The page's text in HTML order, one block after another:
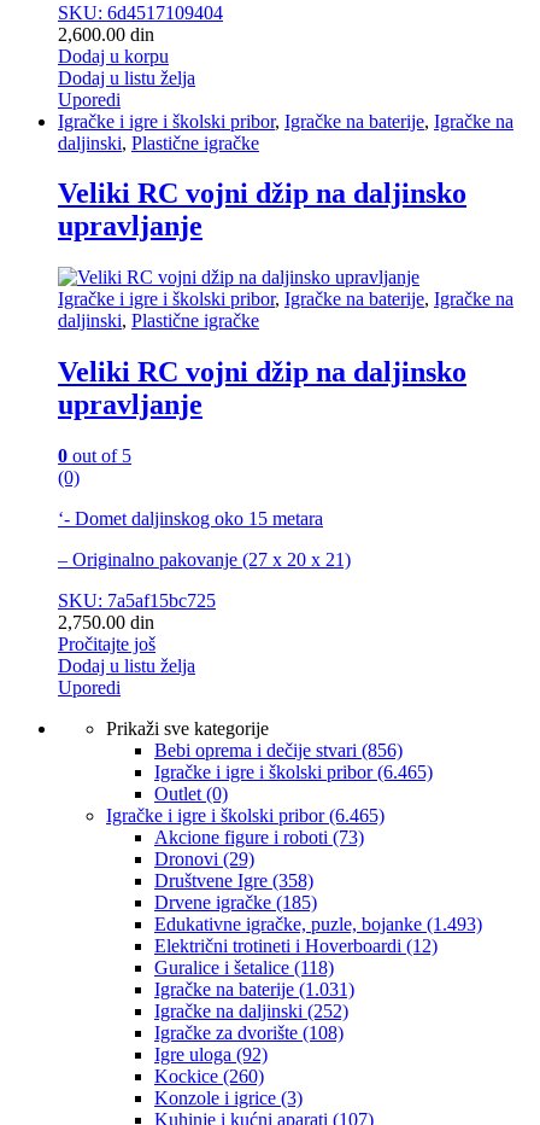
SKU: 6d4517109404
2,600.00 din
Dodaj u korpu
Dodaj u listu želja
Uporedi
Igračke i igre i školski pribor, Igračke na baterije, Igračke na
daljinski, Plastične igračke
Veliki RC vojni džip na daljinsko
upravljanje
Igračke i igre i školski pribor, Igračke na baterije, Igračke na
daljinski, Plastične igračke
Veliki RC vojni džip na daljinsko
upravljanje
0 out of 5
(0)
‘- Domet daljinskog oko 15 metara
– Originalno pakovanje (27 x 20 x 21)
SKU: 7a5af15bc725
2,750.00 din
Pročitajte još
Dodaj u listu želja
Uporedi
Prikaži sve kategorije
Bebi oprema i dečije stvari (856)
Igračke i igre i školski pribor(6.465)
Outlet (0)
Igračke i igre i školski pribor(6.465)
Akcione figure i roboti (73)
Dronovi (29)
Društvene Igre (358)
Drvene igračke (185)
Edukativne igračke, puzle, bojanke (1.493)
Električni trotineti i Hoverboardi (12)
Guralice i šetalice (118)
Igračke na baterije (1.031)
Igračke na daljinski (252)
‎Igračke za dvorište (108)
Igre uloga (92)
Kockice (260)
Konzole i igrice (3)
Kuhinje i kućni aparati (107)